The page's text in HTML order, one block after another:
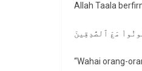
Allah Taala
مَعَ ٱلصَّٰدِقِينَ
“Wahai orang-